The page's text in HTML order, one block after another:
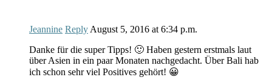
Jeannine Reply August 5, 2016 at 6:34 p.m.
Danke für die super Tipps! 🙂 Haben gestern erstmals laut
über Asien in ein paar Monaten nachgedacht. Über Bali hab
ich schon sehr viel Positives gehört! 😀